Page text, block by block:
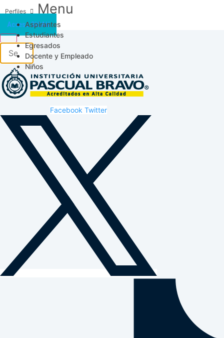
Menu
Aspirantes
Estudiantes
Egresados
Docente y Empleado
Niños
Acceso SICAU
Facebook Twitter